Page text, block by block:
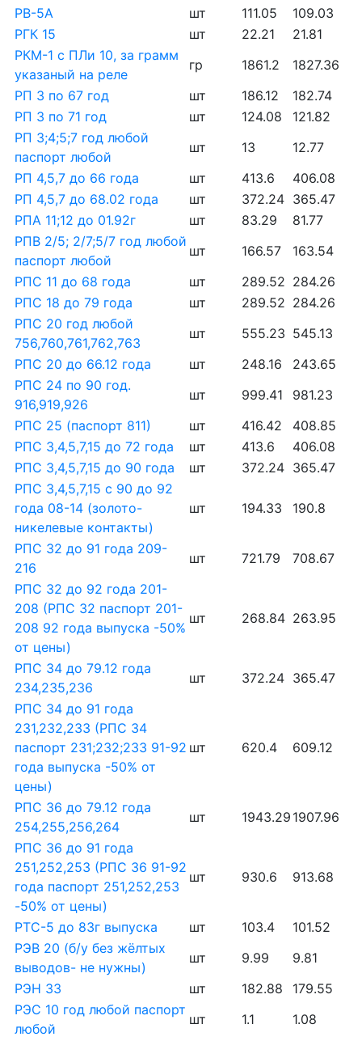
РВ-5А
шт 111.05
109.03
РГК 15
шт 22.21
21.81
РКМ-1 с ПЛи 10, за грамм
указаный на реле
гр 1861.2
1827.36
РП 3 по 67 год
шт 186.12
182.74
РП 3 по 71 год
шт 124.08
121.82
РП 3;4;5;7 год любой
паспорт любой
шт 13
12.77
РП 4,5,7 до 66 года
шт 413.6
406.08
РП 4,5,7 до 68.02 года
шт 372.24 365.47
РПА 11;12 до 01.92г
шт 83.29
81.77
РПВ 2/5; 2/7;5/7 год любой
паспорт любой
шт 166.57
163.54
РПС 11 до 68 года
шт 289.52 284.26
РПС 18 до 79 года
шт 289.52 284.26
РПС 20 год любой
756,760,761,762,763
шт 555.23 545.13
РПС 20 до 66.12 года
шт 248.16
243.65
РПС 24 по 90 год.
916,919,926
шт 999.41
981.23
РПС 25 (паспорт 811)
шт 416.42
408.85
РПС 3,4,5,7,15 до 72 года
шт 413.6
406.08
РПС 3,4,5,7,15 до 90 года
шт 372.24 365.47
РПС 3,4,5,7,15 с 90 до 92
года 08-14 (золото-
никелевые контакты)
шт 194.33 190.8
РПС 32 до 91 года 209-
216
шт 721.79
708.67
РПС 32 до 92 года 201-
208 (РПС 32 паспорт 201-
208 92 года выпуска -50%
от цены)
шт 268.84 263.95
РПС 34 до 79.12 года
234,235,236
шт 372.24 365.47
РПС 34 до 91 года
231,232,233 (РПС 34
паспорт 231;232;233 91-92
года выпуска -50% от
цены)
шт 620.4 609.12
РПС 36 до 79.12 года
254,255,256,264
шт 1943.29 1907.96
РПС 36 до 91 года
251,252,253 (РПС 36 91-92
года паспорт 251,252,253
-50% от цены)
шт 930.6 913.68
РТС-5 до 83г выпуска шт 103.4
101.52
РЭВ 20 (б/у без жёлтых
выводов- не нужны)
шт 9.99
9.81
РЭН 33
шт 182.88
179.55
РЭС 10 год любой паспорт
любой
шт 1.1
1.08